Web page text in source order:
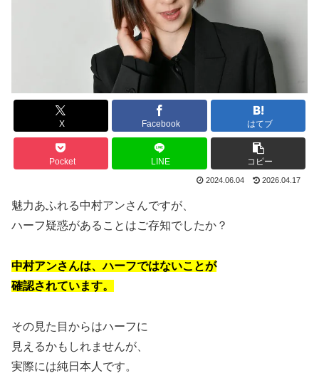
X Facebook はてブ
Pocket LINE コピー
2024.06.04 2026.04.17
魅力あふれる中村アンさんですが、
ハーフ疑惑があることはご存知でしたか？
中村アンさんは、ハーフではないことが
確認されています。
その見た目からはハーフに
見えるかもしれませんが、
実際には純日本人です。